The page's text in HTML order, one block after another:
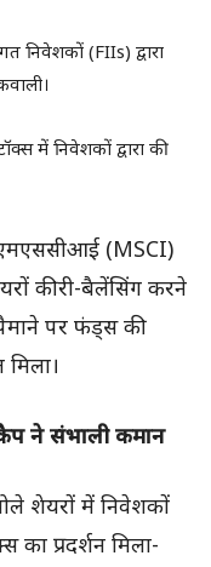
निवेशकों (FIIs) द्वारा
में निवेशकों द्वारा की
एमएससीआई (MSCI)
की री-बैलेंसिंग करने
पर फंड्स की
ने संभाली कमान
शेयरों में निवेशकों
का प्रदर्शन मिला-